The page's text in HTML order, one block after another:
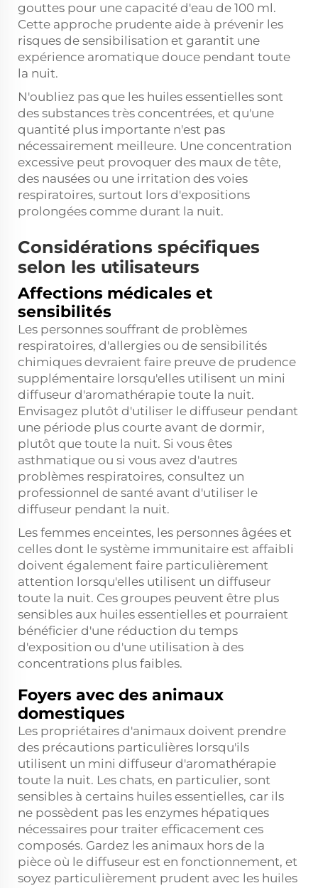
gouttes pour une capacité d'eau de 100 ml.
Cette approche prudente aide à prévenir les
risques de sensibilisation et garantit une
expérience aromatique douce pendant toute
la nuit.
N'oubliez pas que les huiles essentielles sont
des substances très concentrées, et qu'une
quantité plus importante n'est pas
nécessairement meilleure. Une concentration
excessive peut provoquer des maux de tête,
des nausées ou une irritation des voies
respiratoires, surtout lors d'expositions
prolongées comme durant la nuit.
Considérations spécifiques
selon les utilisateurs
Affections médicales et
sensibilités
Les personnes souffrant de problèmes
respiratoires, d'allergies ou de sensibilités
chimiques devraient faire preuve de prudence
supplémentaire lorsqu'elles utilisent un mini
diffuseur d'aromathérapie toute la nuit.
Envisagez plutôt d'utiliser le diffuseur pendant
une période plus courte avant de dormir,
plutôt que toute la nuit. Si vous êtes
asthmatique ou si vous avez d'autres
problèmes respiratoires, consultez un
professionnel de santé avant d'utiliser le
diffuseur pendant la nuit.
Les femmes enceintes, les personnes âgées et
celles dont le système immunitaire est affaibli
doivent également faire particulièrement
attention lorsqu'elles utilisent un diffuseur
toute la nuit. Ces groupes peuvent être plus
sensibles aux huiles essentielles et pourraient
bénéficier d'une réduction du temps
d'exposition ou d'une utilisation à des
concentrations plus faibles.
Foyers avec des animaux
domestiques
Les propriétaires d'animaux doivent prendre
des précautions particulières lorsqu'ils
utilisent un mini diffuseur d'aromathérapie
toute la nuit. Les chats, en particulier, sont
sensibles à certains huiles essentielles, car ils
ne possèdent pas les enzymes hépatiques
nécessaires pour traiter efficacement ces
composés. Gardez les animaux hors de la
pièce où le diffuseur est en fonctionnement, et
soyez particulièrement prudent avec les huiles